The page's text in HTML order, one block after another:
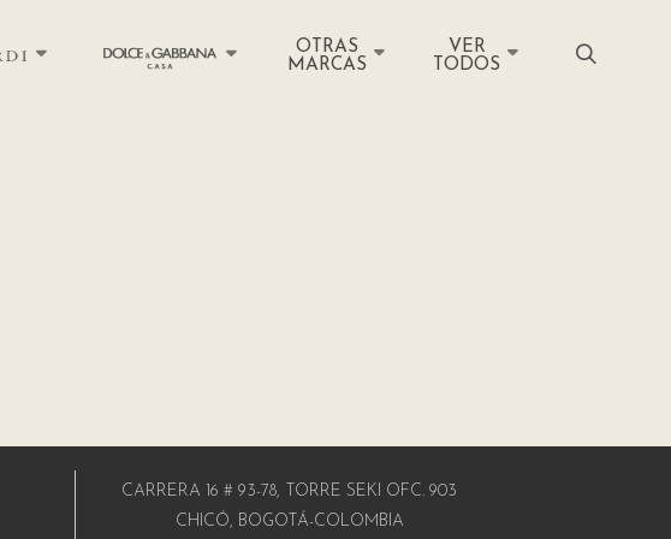
OTRAS
MARCAS
VER
TODOS
CARRERA 16 # 93-78, TORRE SEKI OFC. 903
CHICÓ, BOGOTÁ-COLOMBIA